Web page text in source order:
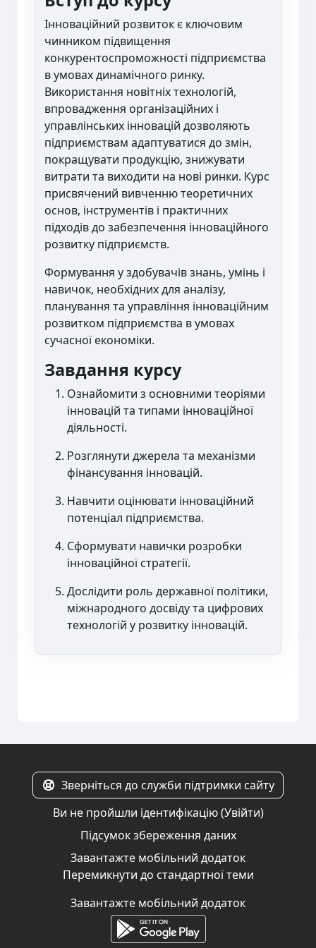
Інноваційний розвиток є ключовим
чинником підвищення
конкурентоспроможності підприємства
в умовах динамічного ринку.
Використання новітніх технологій,
впровадження організаційних і
управлінських інновацій дозволяють
підприємствам адаптуватися до змін,
покращувати продукцію, знижувати
витрати та виходити на нові ринки. Курс
присвячений вивченню теоретичних
основ, інструментів і практичних
підходів до забезпечення інноваційного
розвитку підприємств.
Формування у здобувачів знань, умінь і
навичок, необхідних для аналізу,
планування та управління інноваційним
розвитком підприємства в умовах
сучасної економіки.
Завдання курсу
Ознайомити з основними теоріями
інновацій та типами інноваційної
діяльності.
Розглянути джерела та механізми
фінансування інновацій.
Навчити оцінювати інноваційний
потенціал підприємства.
Сформувати навички розробки
інноваційної стратегії.
Дослідити роль державної політики,
міжнародного досвіду та цифрових
технологій у розвитку інновацій.
Зверніться до служби підтримки сайту
Ви не пройшли ідентифікацію (Увійти)
Підсумок збереження даних
Завантажте мобільний додаток
Перемикнути до стандартної теми
Завантажте мобільний додаток